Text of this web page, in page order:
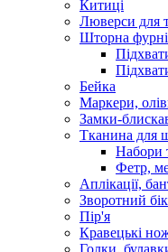
Китиці
Люверси для
Шторна
Бейка
Маркери,
Замки-
Тканина для
Набори
Фетр,
Аплікації,
Зворотний
Пір'я
Кравецькі
Голки,